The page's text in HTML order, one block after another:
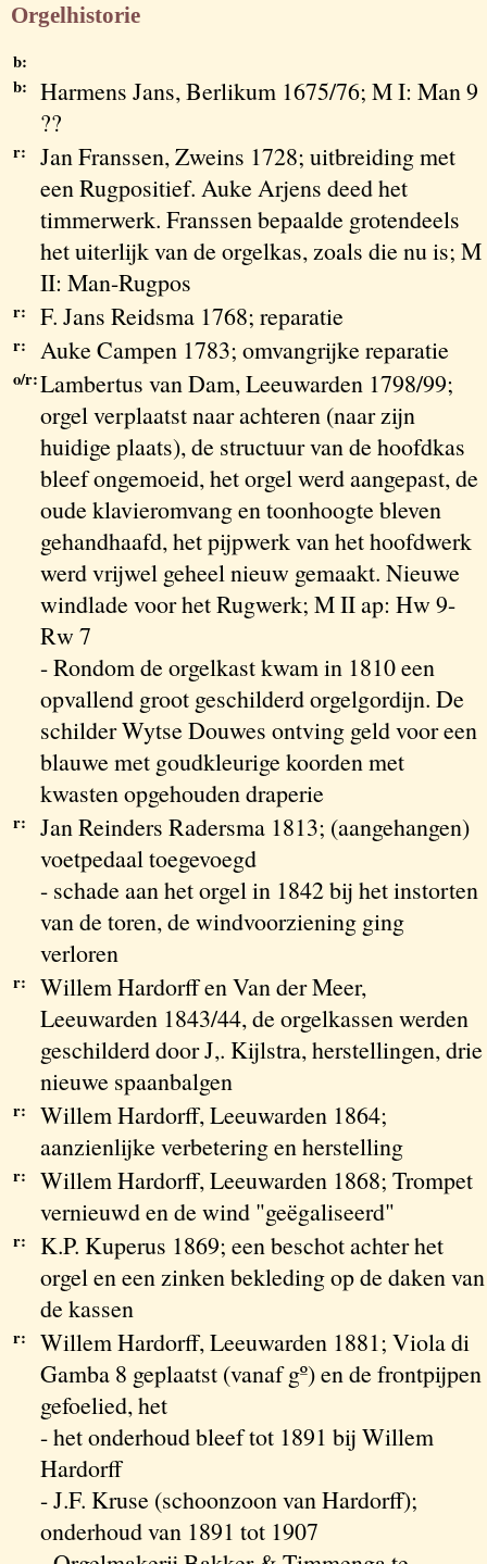
Orgelhistorie
b:
b:
Harmens Jans, Berlikum 1675/76; M I: Man 9
??
r:
Jan Franssen, Zweins 1728; uitbreiding met
een Rugpositief. Auke Arjens deed het
timmerwerk. Franssen bepaalde grotendeels
het uiterlijk van de orgelkas, zoals die nu is; M
II: Man-Rugpos
r: F. Jans Reidsma 1768; reparatie
r: Auke Campen 1783; omvangrijke reparatie
o/r:Lambertus van Dam, Leeuwarden 1798/99;
orgel verplaatst naar achteren (naar zijn
huidige plaats), de structuur van de hoofdkas
bleef ongemoeid, het orgel werd aangepast, de
oude klavieromvang en toonhoogte bleven
gehandhaafd, het pijpwerk van het hoofdwerk
werd vrijwel geheel nieuw gemaakt. Nieuwe
windlade voor het Rugwerk; M II ap: Hw 9-
Rw 7
- Rondom de orgelkast kwam in 1810 een
opvallend groot geschilderd orgelgordijn. De
schilder Wytse Douwes ontving geld voor een
blauwe met goudkleurige koorden met
kwasten opgehouden draperie
r:
Jan Reinders Radersma 1813; (aangehangen)
voetpedaal toegevoegd
- schade aan het orgel in 1842 bij het instorten
van de toren, de windvoorziening ging
verloren
r:
Willem Hardorff en Van der Meer,
Leeuwarden 1843/44, de orgelkassen werden
geschilderd door J,. Kijlstra, herstellingen, drie
nieuwe spaanbalgen
r:
Willem Hardorff, Leeuwarden 1864;
aanzienlijke verbetering en herstelling
r:
Willem Hardorff, Leeuwarden 1868; Trompet
vernieuwd en de wind "geëgaliseerd"
r:
K.P. Kuperus 1869; een beschot achter het
orgel en een zinken bekleding op de daken van
de kassen
r:
Willem Hardorff, Leeuwarden 1881; Viola di
Gamba 8 geplaatst (vanaf gº) en de frontpijpen
gefoelied, het
- het onderhoud bleef tot 1891 bij Willem
Hardorff
- J.F. Kruse (schoonzoon van Hardorff);
onderhoud van 1891 tot 1907